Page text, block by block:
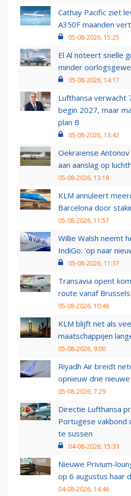
Cathay Pacific ziet
A350F maanden
05-08-2026, 15:25
El Al noteert snelle
minder
05-08-2026, 14:17
Lufthansa verwacht
begin 2027, maar
plan B
05-08-2026, 13:42
Oekraïense
aan aanslag op
05-08-2026, 13:18
KLM annuleert
Barcelona door
05-08-2026, 11:57
Willie Walsh neemt
IndiGo: 'op naar
05-08-2026, 11:37
Transavia opent
route vanaf
05-08-2026, 10:46
KLM blijft net als
maatschappijen
05-08-2026, 9:00
Riyadh Air breidt
opnieuw drie
05-08-2026, 7:29
Directie Lufthansa
Portugese vakbond
te sussen
04-08-2026, 15:33
Nieuwe Privium-
op 6 augustus haar
04-08-2026, 14:46